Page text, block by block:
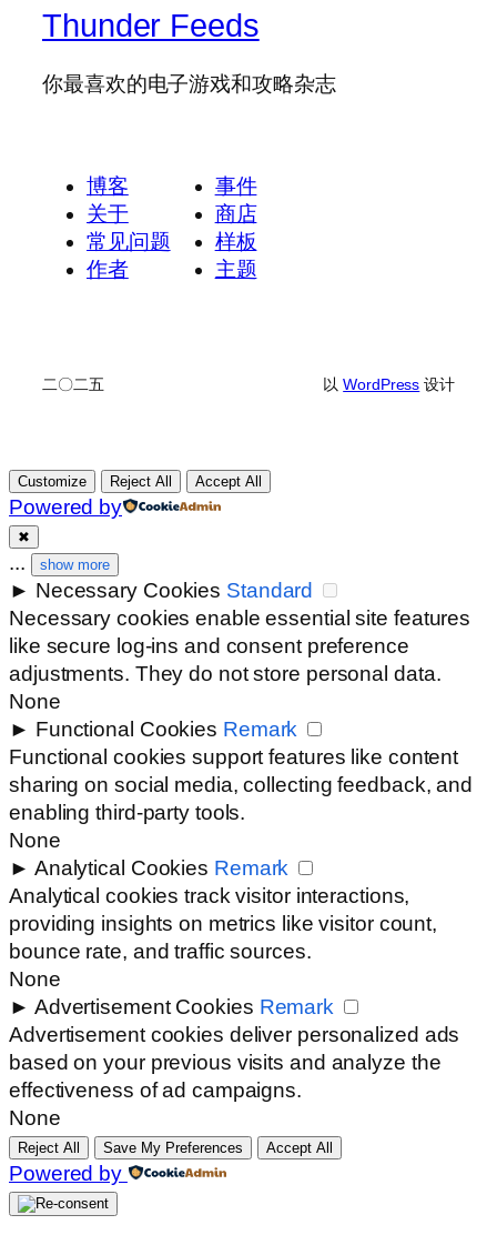
Thunder Feeds
你最喜欢的电子游戏和攻略杂志
博客
关于
常见问题
作者
事件
商店
样板
主题
二〇二五 以WordPress 设计
Customize Reject All Accept All
Powered by
✖
... show more
► Necessary Cookies Standard
Necessary cookies enable essential site features
like secure log-ins and consent preference
adjustments. They do not store personal data.
None
► Functional Cookies Remark
Functional cookies support features like content
sharing on social media, collecting feedback, and
enabling third-party tools.
None
► Analytical Cookies Remark
Analytical cookies track visitor interactions,
providing insights on metrics like visitor count,
bounce rate, and traffic sources.
None
► Advertisement Cookies Remark
Advertisement cookies deliver personalized ads
based on your previous visits and analyze the
effectiveness of ad campaigns.
None
Reject All Save My Preferences Accept All
Powered by